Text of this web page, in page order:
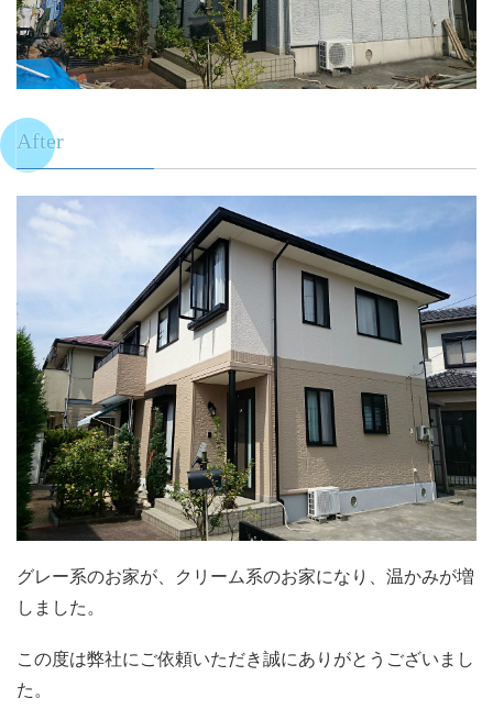
After
グレー系のお家が、クリーム系のお家になり、温かみが増
しました。
この度は弊社にご依頼いただき誠にありがとうございまし
た。